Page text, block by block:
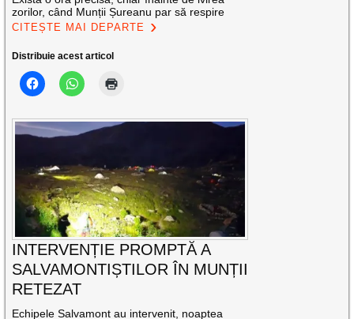
zorilor, când Munții Șureanu par să respire
CITEȘTE MAI DEPARTE
Distribuie acest articol
INTERVENȚIE PROMPTĂ A
SALVAMONTIȘTILOR ÎN MUNȚII
RETEZAT
Echipele Salvamont au intervenit, noaptea